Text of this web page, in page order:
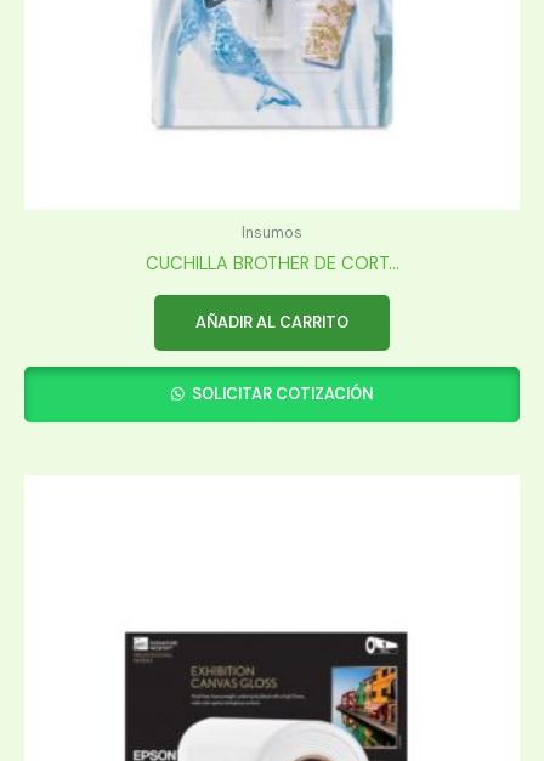
Insumos
CUCHILLA BROTHER DE CORT...
AÑADIR AL CARRITO
SOLICITAR COTIZACIÓN